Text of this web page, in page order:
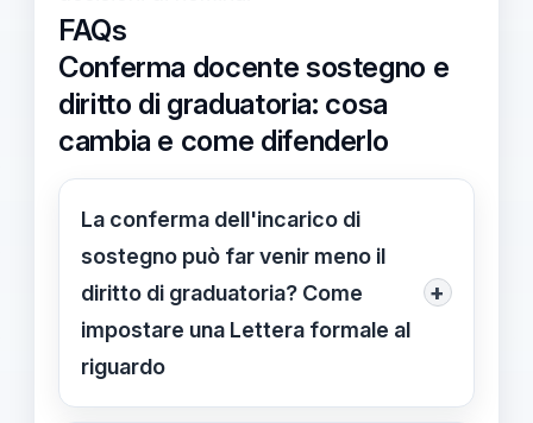
FAQs
Conferma docente sostegno e
diritto di graduatoria: cosa
cambia e come difenderlo
La conferma dell'incarico di
sostegno può far venir meno il
diritto di graduatoria? Come
impostare una Lettera formale al
riguardo
+
La conferma degli incarichi di